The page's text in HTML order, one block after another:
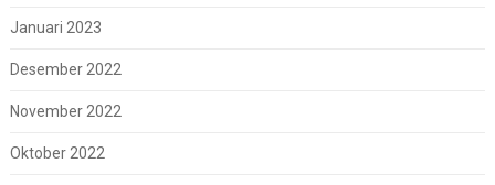
Januari 2023
Desember 2022
November 2022
Oktober 2022